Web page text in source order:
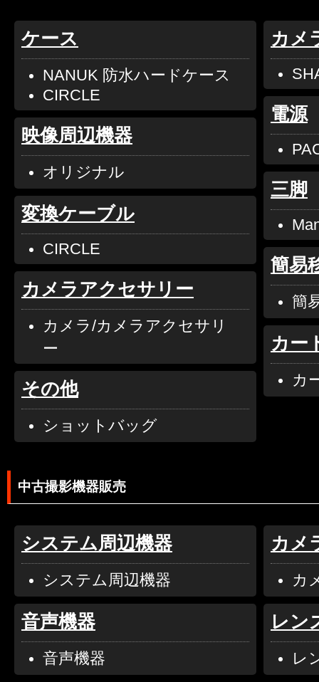
ケース
NANUK 防水ハードケース
CIRCLE
カメ
電源
映像周辺機器
オリジナル
三脚
変換ケーブル
CIRCLE
簡易
簡
カメラアクセサリー
カメラ/カメラアクセサリ
ー カー
カ
その他
ショットバッグ
中古撮影機器販売
システム周辺機器
システム周辺機器
カメ
カ
音声機器
音声機器
レン
レ